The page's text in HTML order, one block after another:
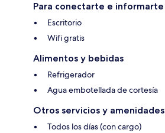
Para conectarte e informarte
Escritorio
Wifi gratis
Alimentos y bebidas
Refrigerador
Agua embotellada de cortesía
Otros servicios y amenidades
Todos los días (con cargo)